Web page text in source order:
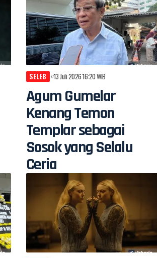
SELEB 13 Juli 2026 16:20 WIB
Agum Gumelar
Kenang Temon
Templar sebagai
Sosok yang Selalu
Ceria